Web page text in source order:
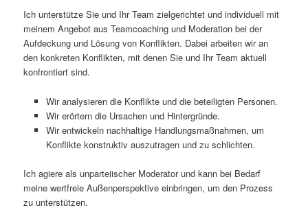
Ich unterstütze Sie und Ihr Team zielgerichtet und individuell mit
meinem Angebot aus Teamcoaching und Moderation bei der
Aufdeckung und Lösung von Konflikten. Dabei arbeiten wir an
den konkreten Konflikten, mit denen Sie und Ihr Team aktuell
konfrontiert sind.
Wir analysieren die Konflikte und die beteiligten Personen.
Wir erörtern die Ursachen und Hintergründe.
Wir entwickeln nachhaltige Handlungsmaßnahmen, um
Konflikte konstruktiv auszutragen und zu schlichten.
Ich agiere als unparteiischer Moderator und kann bei Bedarf
meine wertfreie Außenperspektive einbringen, um den Prozess
zu unterstützen.